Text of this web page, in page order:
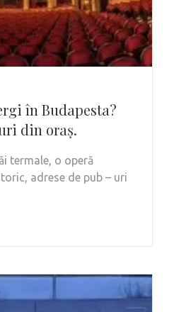
în Budapesta?
din oraș.
termale, o operă
adrese de pub – uri